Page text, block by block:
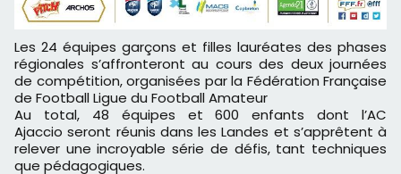
Les 24 équipes garçons et filles lauréates des phases
régionales s’affronteront au cours des deux journées
de compétition, organisées par la Fédération Française
de Football Ligue du Football Amateur
Au total, 48 équipes et 600 enfants dont l’AC
Ajaccio seront réunis dans les Landes et s’apprêtent à
relever une incroyable série de défis, tant techniques
que pédagogiques.